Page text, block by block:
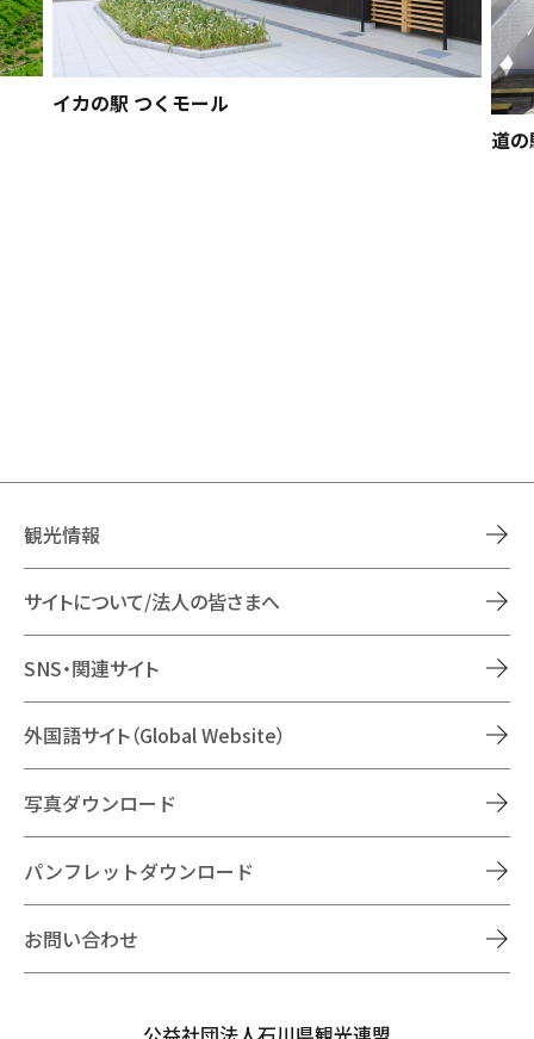
イカの駅 つくモール
道
観光情報
サイトについて/法人の皆さまへ
SNS・関連サイト
外国語サイト（Global Website）
写真ダウンロード
パンフレットダウンロード
お問い合わせ